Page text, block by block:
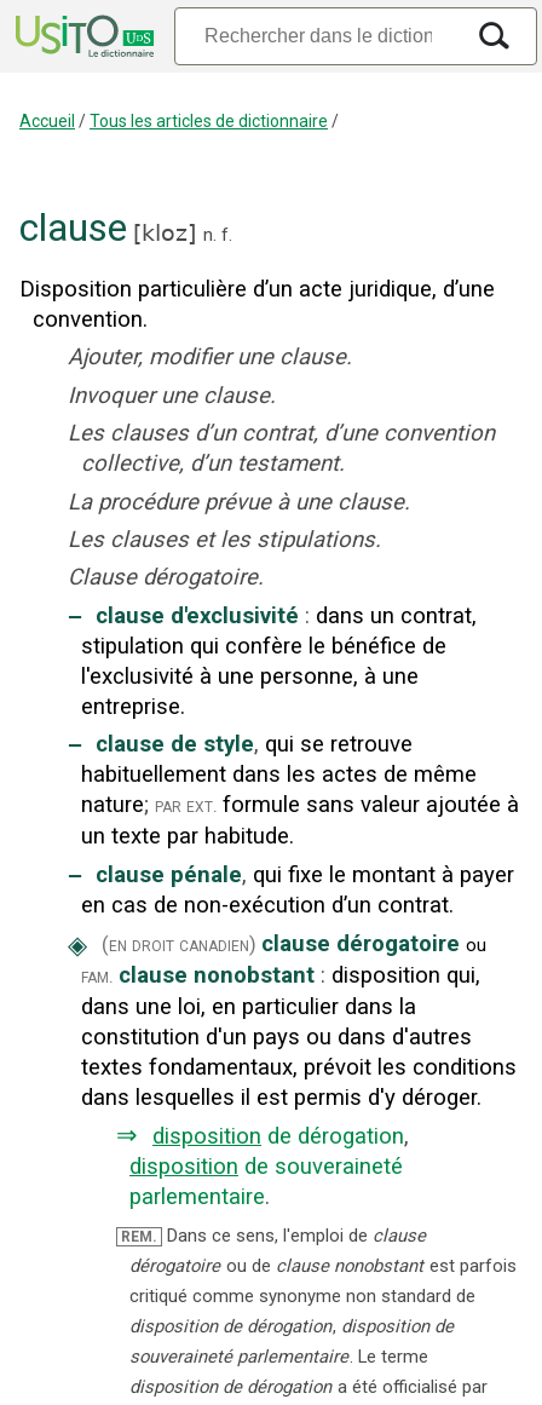
Accueil /Tous les articles de dictionnaire /
clause [kloz] n. f.
Disposition particulière d’un acte juridique, d’une
convention.
Ajouter, modifier une clause.
Invoquer une clause.
Les clauses d’un contrat, d’une convention
collective, d’un testament.
La procédure prévue à une clause.
Les clauses et les stipulations.
Clause dérogatoire.
‒ clause d'exclusivité : dans un contrat,
stipulation qui confère le bénéfice de
l'exclusivité à une personne, à une
entreprise.
‒ clause de style, qui se retrouve
habituellement dans les actes de même
nature; par ext. formule sans valeur ajoutée à
un texte par habitude.
‒ clause pénale, qui fixe le montant à payer
en cas de non-exécution d’un contrat.
◈ (en droit canadien) clause dérogatoire ou
fam. clause nonobstant : disposition qui,
dans une loi, en particulier dans la
constitution d'un pays ou dans d'autres
textes fondamentaux, prévoit les conditions
dans lesquelles il est permis d'y déroger.
⇒ disposition de dérogation,
disposition de souveraineté
parlementaire.
REM. Dans ce sens, l'emploi de clause
dérogatoire ou de clause nonobstant est parfois
critiqué comme synonyme non standard de
disposition de dérogation, disposition de
souveraineté parlementaire. Le terme
disposition de dérogation a été officialisé par